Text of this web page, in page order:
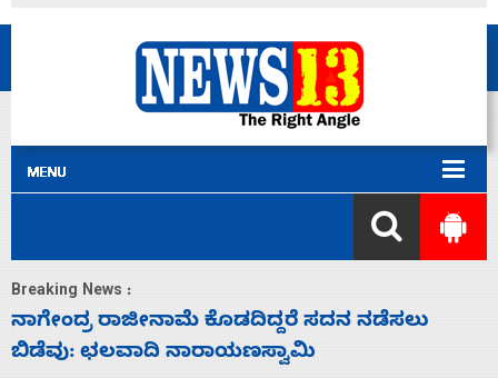
Breaking News :
ಸಚಿವ ಸಂಪುಟ ವಿಸ್ತರಣೆ ಮಾಡಿದ್ದು ಹಣಬಲ ಮತ್ತು
ಹೈಕಮಾಂಡ್ ರಾಜಕಾರಣಕ್ಕೆ: ವಿಜಯೇಂದ್ರ